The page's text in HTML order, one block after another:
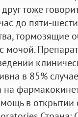
тоже
до пяти-
тормозящие
в 85%
на
в